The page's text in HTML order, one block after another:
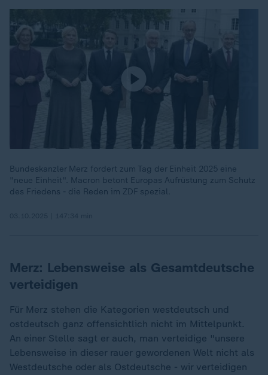
Bundeskanzler Merz fordert zum Tag der Einheit 2025 eine
"neue Einheit". Macron betont Europas Aufrüstung zum Schutz
des Friedens - die Reden im ZDF spezial.
Merz: Lebensweise als Gesamtdeutsche
verteidigen
Für Merz stehen die Kategorien westdeutsch und
ostdeutsch ganz offensichtlich nicht im Mittelpunkt.
An einer Stelle sagt er auch, man verteidige "unsere
Lebensweise in dieser rauer gewordenen Welt nicht als
Westdeutsche oder als Ostdeutsche - wir verteidigen